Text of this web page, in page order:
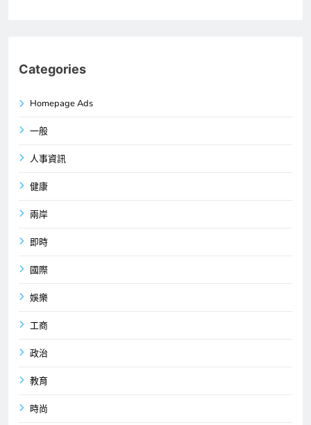
Categories
Homepage Ads
一般
人事資訊
健康
兩岸
即時
國際
娛樂
工商
政治
教育
時尚